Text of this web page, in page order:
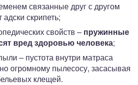
связанные друг с другом
скрипеть;
свойств – пружинные
вред здоровью человека;
– пустота внутри матраса
огромному пылесосу, засасывая
клещей.